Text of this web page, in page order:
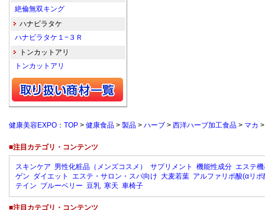
絶倫無双キング
ハナビラタケ
ハナビラタケ１−３Ｒ
トンカットアリ
トンカットアリ
健康美容EXPO：TOP > 健康食品 > 製品 > ハーブ > 西洋ハーブ加工食品 > マカ
■注目カテゴリ・コンテンツ
スキンケア 男性化粧品（メンズコスメ） サプリメント 機能性成分 エステ
ゲン ダイエット エステ・サロン・スパ向け 大麦若葉 アルファリポ酸(αリポ
テイン ブルーベリー 豆乳 寒天 車椅子
■注目カテゴリ・コンテンツ